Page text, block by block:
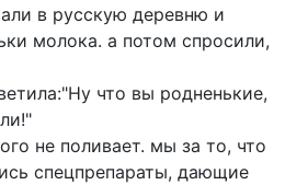
в русскую деревню и
молока. а потом спросили,
что вы родненькие,
не поливает. мы за то, что
спецпрепараты, дающие